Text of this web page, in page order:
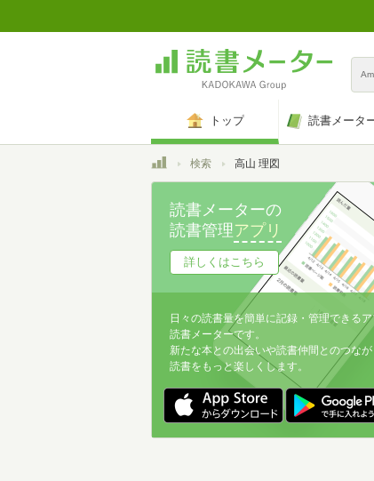
トップ 読書メータ
トップ検索 高山 理図
読書メーターの
読書管理アプリ
詳しくはこちら
日々の読書量を簡単に記録・管理できる
読書メーターです。
新たな本との出会いや読書仲間とのつなが
読書をもっと楽しくします。